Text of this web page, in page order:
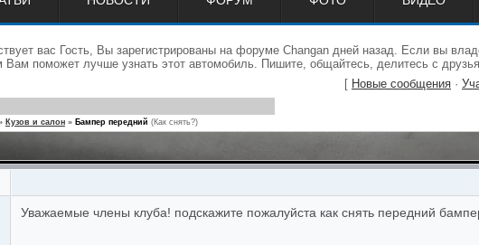
вас Гость, Вы зарегистрированы на форуме Changan дней назад. Если вы
поможет лучше узнать этот автомобиль. Пишите, общайтесь, делитесь с
[ Новые сообщения ·
Кузов и салон » Бампер передний (Как снять?)
Уважаемые члены клуба! подскажите пожалуйста как снять передний